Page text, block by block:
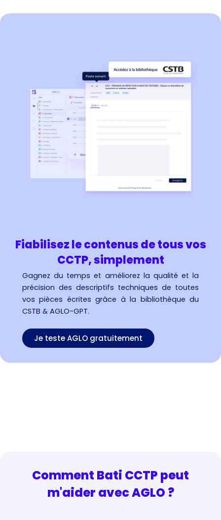
Fiabilisez le contenus de tous vos
CCTP, simplement
Gagnez du temps et améliorez la qualité et la
précision des descriptifs techniques de toutes
vos pièces écrites grâce à la bibliothèque du
CSTB & AGLO-GPT.
Je teste AGLO gratuitement
Comment Bati CCTP peut
m'aider avec AGLO ?